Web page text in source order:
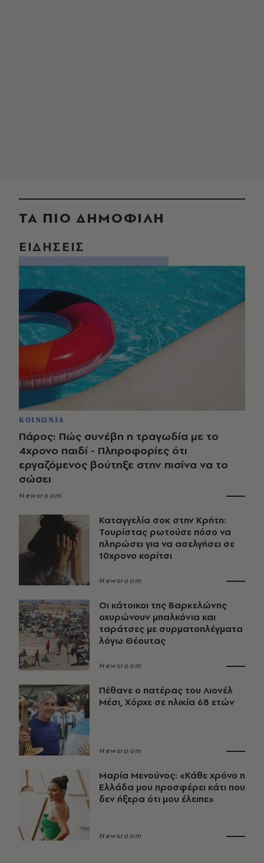
ΤΑ ΠΙΟ ΔΗΜΟΦΙΛΗ
ΕΙΔΗΣΕΙΣ
ΚΟΙΝΩΝΙΑ
Πάρος: Πώς συνέβη η τραγωδία με το
4χρονο παιδί - Πληροφορίες ότι
εργαζόμενος βούτηξε στην πισίνα να το
σώσει
Newsroom
Καταγγελία σοκ στην Κρήτη:
Τουρίστας ρωτούσε πόσο να
πληρώσει για να ασελγήσει σε
10χρονο κορίτσι
Newsroom
Οι κάτοικοι της Βαρκελώνης
οχυρώνουν μπαλκόνια και
ταράτσες με συρματοπλέγματα
λόγω Θέουτας
Newsroom
Πέθανε ο πατέρας του Λιονέλ
Μέσι, Χόρχε σε ηλικία 68 ετών
Newsroom
Μαρία Μενούνος: «Κάθε χρόνο η
Ελλάδα μου προσφέρει κάτι που
δεν ήξερα ότι μου έλειπε»
Newsroom